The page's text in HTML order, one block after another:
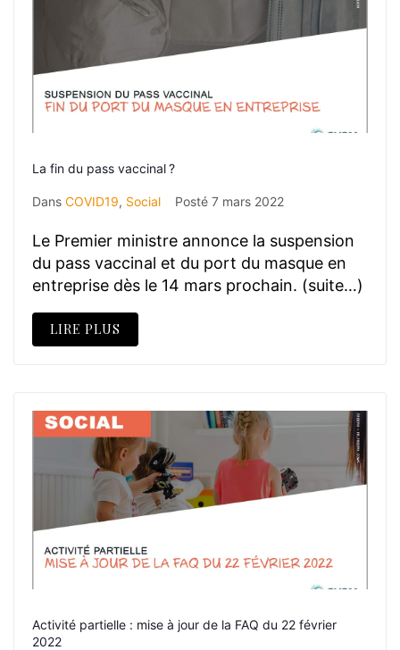
La fin du pass vaccinal ?
Dans COVID19, Social Posté 7 mars 2022
Le Premier ministre annonce la suspension
du pass vaccinal et du port du masque en
entreprise dès le 14 mars prochain. (suite…)
LIRE PLUS
Activité partielle : mise à jour de la FAQ du 22 février
2022